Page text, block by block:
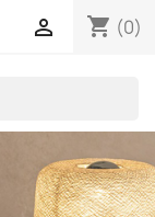
shopping_cart (0)
